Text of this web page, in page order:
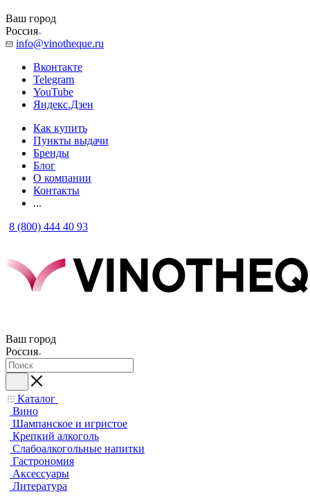
Ваш город
Россия
info@vinotheque.ru
Вконтакте
Telegram
YouTube
Яндекс.Дзен
Как купить
Пункты выдачи
Бренды
Блог
О компании
Контакты
...
8 (800) 444 40 93
Ваш город
Россия
Каталог
Вино
Шампанское и игристое
Крепкий алкоголь
Слабоалкогольные напитки
Гастрономия
Аксессуары
Литература